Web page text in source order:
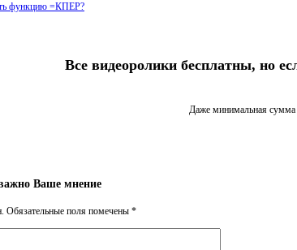
функцию =КПЕР?
Все видеоролики бесплатны, но
Даже минимальная сумма
Ваше мнение
Обязательные поля помечены *